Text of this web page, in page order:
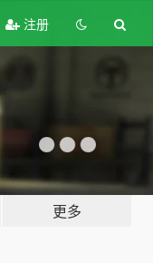
注册
更多